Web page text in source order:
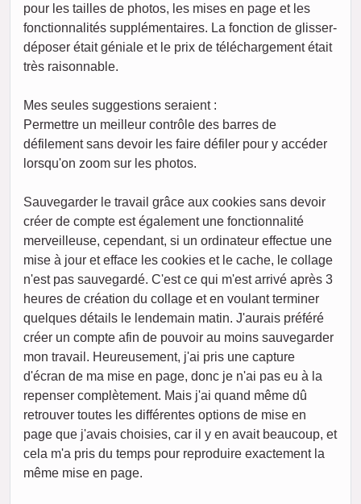
pour les tailles de photos, les mises en page et les
fonctionnalités supplémentaires. La fonction de glisser-
déposer était géniale et le prix de téléchargement était
très raisonnable.
Mes seules suggestions seraient :
Permettre un meilleur contrôle des barres de
défilement sans devoir les faire défiler pour y accéder
lorsqu'on zoom sur les photos.
Sauvegarder le travail grâce aux cookies sans devoir
créer de compte est également une fonctionnalité
merveilleuse, cependant, si un ordinateur effectue une
mise à jour et efface les cookies et le cache, le collage
n'est pas sauvegardé. C'est ce qui m'est arrivé après 3
heures de création du collage et en voulant terminer
quelques détails le lendemain matin. J'aurais préféré
créer un compte afin de pouvoir au moins sauvegarder
mon travail. Heureusement, j'ai pris une capture
d'écran de ma mise en page, donc je n'ai pas eu à la
repenser complètement. Mais j'ai quand même dû
retrouver toutes les différentes options de mise en
page que j'avais choisies, car il y en avait beaucoup, et
cela m'a pris du temps pour reproduire exactement la
même mise en page.